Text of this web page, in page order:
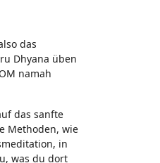
das
Dhyana üben
namah
das sanfte
Methoden, wie
in
was du dort